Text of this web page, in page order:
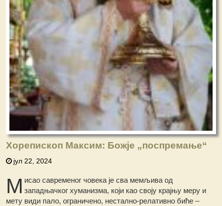
Хорепископ Максим: Божје „поспремање“
јул 22, 2024
М исао савременог човека је сва мемљива од
западњачког хуманизма, који као своју крајњу меру и
мету види пало, ограничено, нестално-релативно биће –